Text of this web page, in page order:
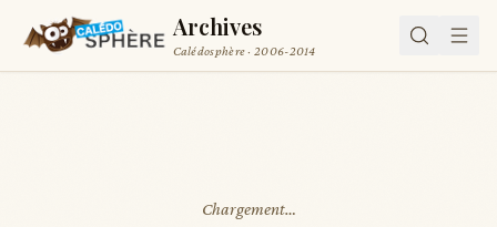
Archives
Calédosphère · 2006-2014
Chargement…